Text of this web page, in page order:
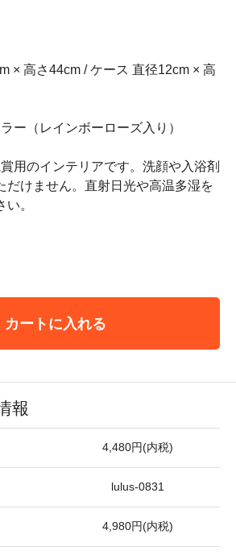
× 高さ44cm / ケース 直径12cm × 高
ー（レインボーローズ入り）
用のインテリアです。洗顔や入浴剤
だけません。直射日光や高温多湿を
。
カートに入れる
報
4,480円(内税)
lulus-0831
4,980円(内税)